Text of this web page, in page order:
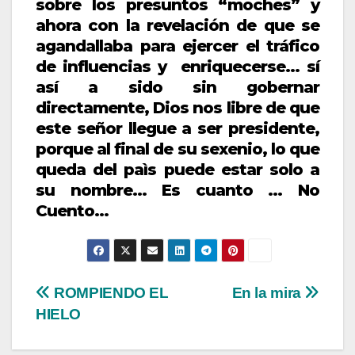
sobre los presuntos “moches” y
ahora con la revelación de que se
agandallaba para ejercer el tráfico
de influencias y enriquecerse… sí
así a sido sin gobernar
directamente, Dios nos libre de que
este señor llegue a ser presidente,
porque al final de su sexenio, lo que
queda del paìs puede estar solo a
su nombre… Es cuanto … No
Cuento…
Navegación
En la mira
ROMPIENDO EL
HIELO